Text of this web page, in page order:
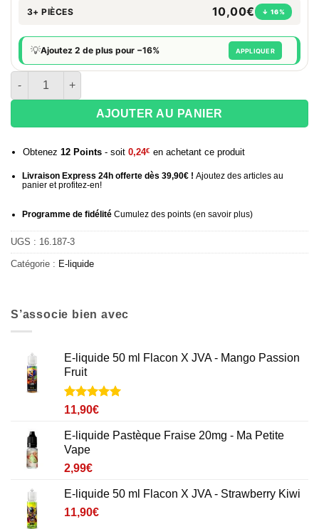
3+ PIÈCES 10,00€ ↓ 16%
💡Ajoutez 2 de plus pour −16% APPLIQUER
quantité de E-liquide 50 ml Flacon X JVA - Strawberry
AJOUTER AU PANIER
Obtenez 12Points- soit 0,24€ en achetant ce produit
Livraison Express 24h offerte dès 39,90€ ! Ajoutez des articles au
panier et profitez-en!
Programme de fidélitéCumulez des points (en savoir plus)
UGS : 16.187-3
Catégorie : E-liquide
S’associe bien avec
E-liquide 50 ml Flacon X JVA - Mango Passion
Fruit
Noté5sur
1
notation
client
11,90€
E-liquide Pastèque Fraise 20mg - Ma Petite
Vape
2,99€
E-liquide 50 ml Flacon X JVA - Strawberry Kiwi
11,90€